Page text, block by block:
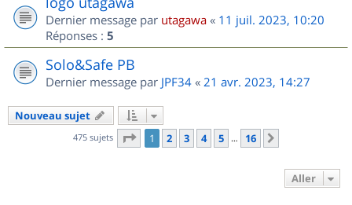
Dernier message par utagawa « 11 juil. 2023, 10:20
Réponses : 5
Solo&Safe PB
Dernier message par JPF34 « 21 avr. 2023, 14:27
Nouveau sujet
475 sujets Page 1sur
1 2 3 4 5 … 16
Aller